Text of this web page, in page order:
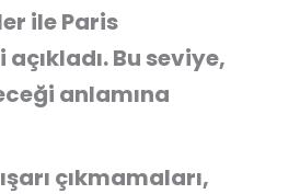
ile Paris
Bu seviye,
anlamına
çıkmamaları,